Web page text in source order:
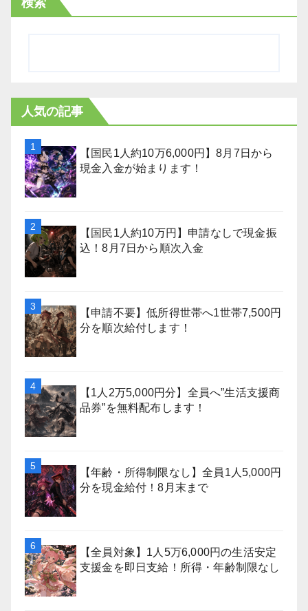
検索
人気の記事
【国民1人約10万6,000円】8月7日から
現金入金が始まります！
【国民1人約10万円】申請なしで現金振
込！8月7日から順次入金
【申請不要】低所得世帯へ1世帯7,500円
分を順次給付します！
【1人2万5,000円分】全員へ”生活支援商
品券”を無料配布します！
【年齢・所得制限なし】全員1人5,000円
分を現金給付！8月末まで
【全員対象】1人5万6,000円の生活安定
支援金を即日支給！所得・年齢制限なし